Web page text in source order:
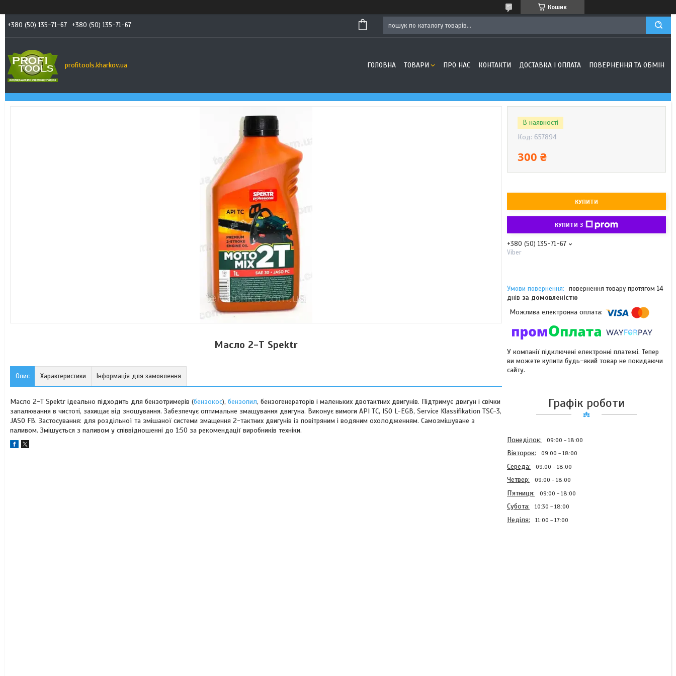
Кошик
+380 (50) 135-71-67 +380 (50) 135-71-67
profitools.kharkov.ua ГОЛОВНА ТОВАРИ ПРО НАС КОНТАКТИ ДОСТАВКА І ОПЛАТА ПОВЕРНЕННЯ ТА ОБМІН
Масло 2-Т Spektr
Опис Характеристики Інформація для замовлення
Масло 2-Т Spektr ідеально підходить для бензотримерів (бензокос), бензопил, бензогенераторів і маленьких двотактних двигунів. Підтримує двигун і свічки
запалювання в чистоті, захищає від зношування. Забезпечує оптимальне змащування двигуна. Виконує вимоги API TC, ISO L-EGB, Service Klassifikation TSC-3,
JASO FB. Застосування: для роздільної та змішаної системи змащення 2-тактних двигунів із повітряним і водяним охолодженням. Самозмішуване з
паливом. Змішується з паливом у співвідношенні до 1:50 за рекомендації виробників техніки.
В наявності
Код: 657894
300 ₴
КУПИТИ
КУПИТИ З
+380 (50) 135-71-67
Viber
повернення товару протягом 14
днів за домовленістю
У компанії підключені електронні платежі. Тепер
ви можете купити будь-який товар не покидаючи
сайту.
Графік роботи
Понеділок 09:00 18:00
Вівторок 09:00 18:00
Середа 09:00 18:00
Четвер 09:00 18:00
Пʼятниця 09:00 18:00
Субота 10:30 18:00
Неділя 11:00 17:00